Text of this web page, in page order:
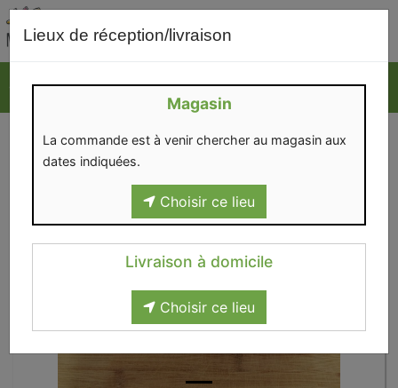
Lieux de réception/livraison
Magasin
La commande est à venir chercher au magasin aux
dates indiquées.
Choisir ce lieu
Livraison à domicile
Choisir ce lieu